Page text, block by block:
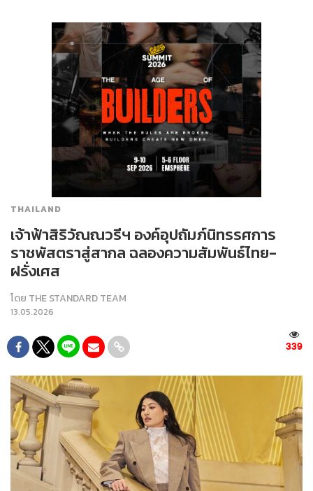
THAILAND
เจ้าฟ้าสิริวัณณวรีฯ องค์อุปถัมภ์นิทรรศการ
ราชพัสตราสู่สากล ฉลองความสัมพันธ์ไทย-
ฝรั่งเศส
โดย THE STANDARD TEAM
13.05.2026
339